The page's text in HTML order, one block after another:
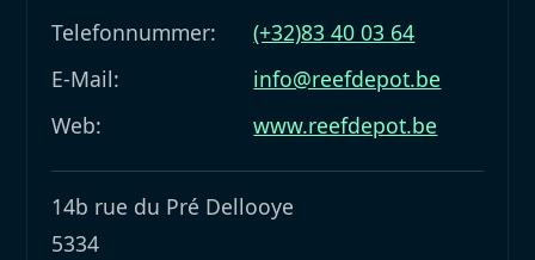
Telefonnummer:
(+32)83 40 03 64
E-Mail:
info@reefdepot.be
Web:
www.reefdepot.be
14b rue du Pré Dellooye
5334